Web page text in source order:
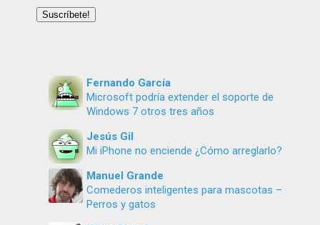
email
Suscríbete!
Fernando García
Microsoft podría extender el soporte de
Windows 7 otros tres años
Jesús Gil
Mi iPhone no enciende ¿Cómo arreglarlo?
Manuel Grande
Comederos inteligentes para mascotas –
Perros y gatos